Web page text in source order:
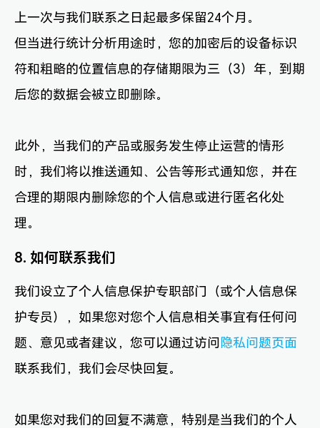
上一次与我们联系之日起最多保留24个月。
但当进行统计分析用途时，您的加密后的设备标识
符和粗略的位置信息的存储期限为三（3）年，到期
后您的数据会被立即删除。
此外，当我们的产品或服务发生停止运营的情形
时，我们将以推送通知、公告等形式通知您，并在
合理的期限内删除您的个人信息或进行匿名化处
理。
8. 如何联系我们
我们设立了个人信息保护专职部门（或个人信息保
护专员），如果您对您个人信息相关事宜有任何问
题、意见或者建议，您可以通过访问 隐私问题页面
联系我们，我们会尽快回复。
如果您对我们的回复不满意，特别是当我们的个人